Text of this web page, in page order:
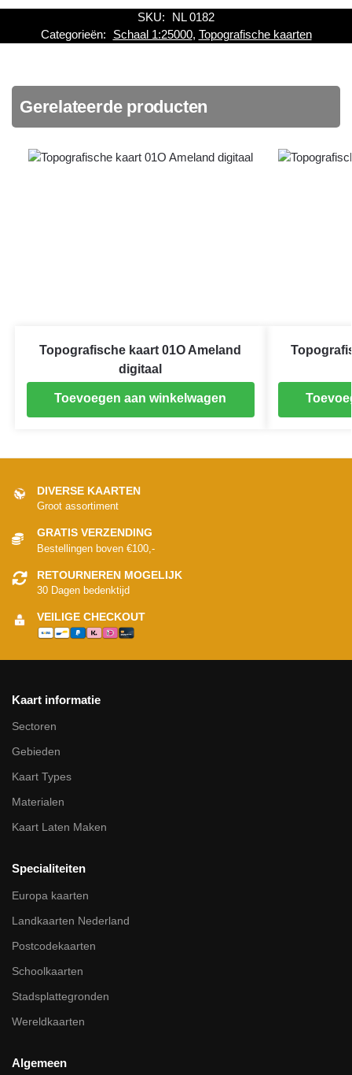
SKU:
NL 0182
Categorieën:
Schaal 1:25000, Topografische kaarten
Gerelateerde producten
Topografische kaart 01O Ameland
digitaal
Toevoegen aan winkelwagen
DIVERSE KAARTEN
Groot assortiment
GRATIS VERZENDING
Bestellingen boven €100,-
RETOURNEREN MOGELIJK
30 Dagen bedenktijd
VEILIGE CHECKOUT
Kaart informatie
Sectoren
Gebieden
Kaart Types
Materialen
Kaart Laten Maken
Specialiteiten
Europa kaarten
Landkaarten Nederland
Postcodekaarten
Schoolkaarten
Stadsplattegronden
Wereldkaarten
Algemeen